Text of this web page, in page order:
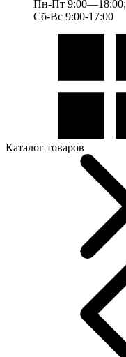
Пн-Пт 9:00—18:00;
Сб-Вс 9:00-17:00
Каталог товаров